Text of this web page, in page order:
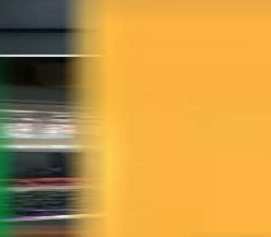
en Cabanillas del Campo.